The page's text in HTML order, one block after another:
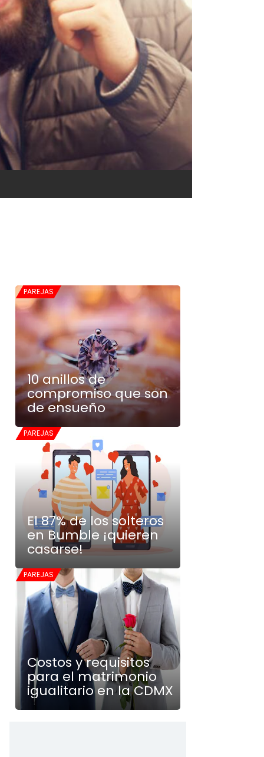
PAREJAS
10 anillos de
compromiso que son
de ensueño
PAREJAS
El 87% de los solteros
en Bumble ¡quieren
casarse!
PAREJAS
Costos y requisitos
para el matrimonio
igualitario en la CDMX